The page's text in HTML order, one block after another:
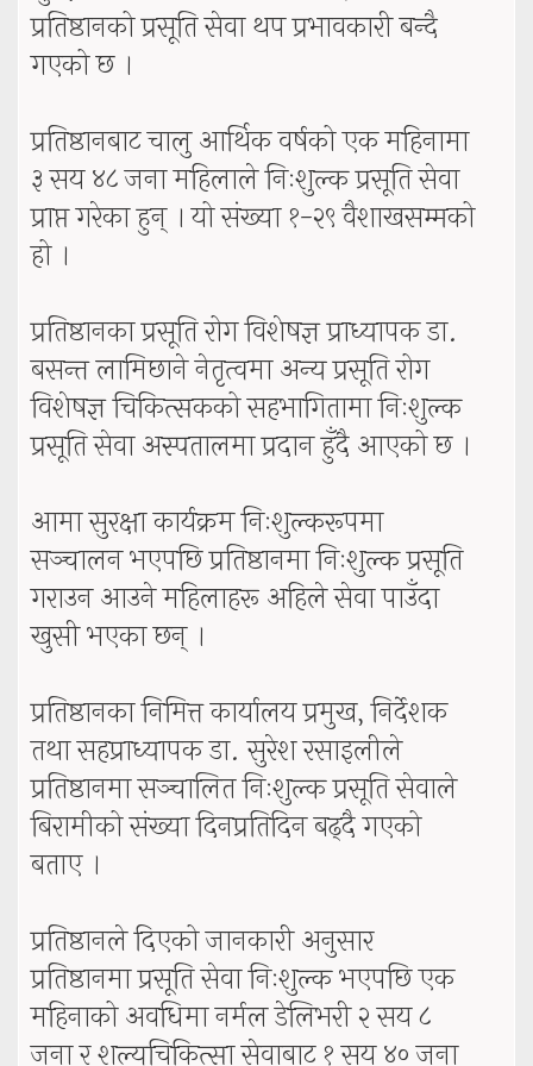
प्रतिष्ठानको प्रसूति सेवा थप प्रभावकारी बन्दै
गएको छ ।
प्रतिष्ठानबाट चालु आर्थिक वर्षको एक महिनामा
३ सय ४८ जना महिलाले निःशुल्क प्रसूति सेवा
प्राप्त गरेका हुन् । यो संख्या १-२९ वैशाखसम्मको
हो ।
प्रतिष्ठानका प्रसूति रोग विशेषज्ञ प्राध्यापक डा.
बसन्त लामिछाने नेतृत्वमा अन्य प्रसूति रोग
विशेषज्ञ चिकित्सकको सहभागितामा निःशुल्क
प्रसूति सेवा अस्पतालमा प्रदान हुँदै आएको छ ।
आमा सुरक्षा कार्यक्रम निःशुल्करूपमा
सञ्चालन भएपछि प्रतिष्ठानमा निःशुल्क प्रसूति
गराउन आउने महिलाहरू अहिले सेवा पाउँदा
खुसी भएका छन् ।
प्रतिष्ठानका निमित्त कार्यालय प्रमुख, निर्देशक
तथा सहप्राध्यापक डा. सुरेश रसाइलीले
प्रतिष्ठानमा सञ्चालित निःशुल्क प्रसूति सेवाले
बिरामीको संख्या दिनप्रतिदिन बढ्दै गएको
बताए ।
प्रतिष्ठानले दिएको जानकारी अनुसार
प्रतिष्ठानमा प्रसूति सेवा निःशुल्क भएपछि एक
महिनाको अवधिमा नर्मल डेलिभरी २ सय ८
जना र शल्यचिकित्सा सेवाबाट १ सय ४० जना